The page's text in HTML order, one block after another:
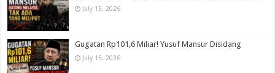
July 15, 2026
Gugatan Rp101,6 Miliar! Yusuf Mansur Disidang
July 15, 2026